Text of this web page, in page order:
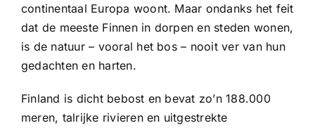
continentaal Europa woont. Maar ondanks het feit
dat de meeste Finnen in dorpen en steden wonen,
is de natuur – vooral het bos – nooit ver van hun
gedachten en harten.
Finland is dicht bebost en bevat zo’n 188.000
meren, talrijke rivieren en uitgestrekte